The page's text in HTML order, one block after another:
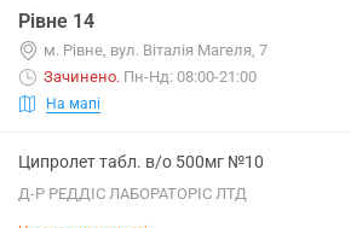
Рівне 14
м. Рівне, вул. Віталія Магеля, 7
Зачинено. Пн-Нд: 08:00-21:00
На мапі
Ципролет табл. в/о 500мг №10
Д-Р РЕДДІС ЛАБОРАТОРІС ЛТД